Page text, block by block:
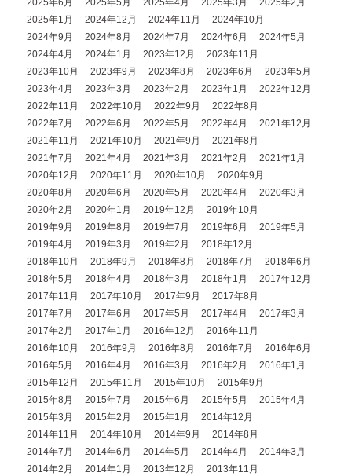
2025年6月
2025年5月 2025年4月 2025年3月
2025年2月
2025年1月
2024年12月 2024年11月
2024年10月
2024年9月
2024年8月 2024年7月 2024年6月
2024年5月
2024年4月
2024年1月 2023年12月
2023年11月
2023年10月
2023年9月 2023年8月 2023年6月
2023年5月
2023年4月
2023年3月 2023年2月 2023年1月
2022年12月
2022年11月
2022年10月 2022年9月
2022年8月
2022年7月
2022年6月 2022年5月 2022年4月
2021年12月
2021年11月
2021年10月 2021年9月
2021年8月
2021年7月
2021年4月 2021年3月 2021年2月
2021年1月
2020年12月
2020年11月 2020年10月
2020年9月
2020年8月
2020年6月 2020年5月 2020年4月
2020年3月
2020年2月
2020年1月 2019年12月
2019年10月
2019年9月
2019年8月 2019年7月 2019年6月
2019年5月
2019年4月
2019年3月 2019年2月
2018年12月
2018年10月
2018年9月 2018年8月 2018年7月
2018年6月
2018年5月
2018年4月 2018年3月 2018年1月
2017年12月
2017年11月
2017年10月 2017年9月
2017年8月
2017年7月
2017年6月 2017年5月 2017年4月
2017年3月
2017年2月
2017年1月 2016年12月
2016年11月
2016年10月
2016年9月 2016年8月 2016年7月
2016年6月
2016年5月
2016年4月 2016年3月 2016年2月
2016年1月
2015年12月
2015年11月 2015年10月
2015年9月
2015年8月
2015年7月 2015年6月 2015年5月
2015年4月
2015年3月
2015年2月 2015年1月
2014年12月
2014年11月
2014年10月 2014年9月
2014年8月
2014年7月
2014年6月 2014年5月 2014年4月
2014年3月
2014年2月
2014年1月 2013年12月 2013年11月